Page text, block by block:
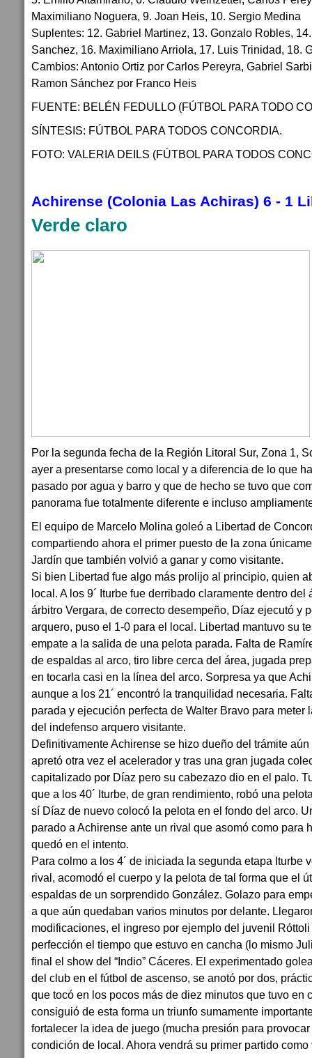
Maximiliano Noguera, 9. Joan Heis, 10. Sergio Medina
Suplentes: 12. Gabriel Martinez, 13. Gonzalo Robles,
Sanchez, 16. Maximiliano Arriola, 17. Luis Trinidad, 18.
Cambios: Antonio Ortiz por Carlos Pereyra, Gabriel
Ramon Sánchez por Franco Heis
FUENTE: BELÉN FEDULLO (FÚTBOL PARA TODO
SÍNTESIS: FÚTBOL PARA TODOS CONCORDIA.
FOTO: VALERIA DEILS (FÚTBOL PARA TODOS
Achirense (Colonia Las Achiras) 6 - 1
Verde claro
Por la segunda fecha de la Región Litoral Sur, Zona 1,
ayer a presentarse como local y a diferencia de lo que
pasado por agua y barro y que de hecho se tuvo que
panorama fue totalmente diferente e incluso
El equipo de Marcelo Molina goleó a Libertad de
compartiendo ahora el primer puesto de la zona
Jardín que también volvió a ganar y como visitante.
Si bien Libertad fue algo más prolijo al principio, quien
local. A los 9´ Iturbe fue derribado claramente dentro del
árbitro Vergara, de correcto desempeño, Díaz ejecutó y
arquero, puso el 1-0 para el local. Libertad mantuvo su
empate a la salida de una pelota parada. Falta de
de espaldas al arco, tiro libre cerca del área, jugada
en tocarla casi en la línea del arco. Sorpresa ya que
aunque a los 21´ encontró la tranquilidad necesaria.
parada y ejecución perfecta de Walter Bravo para meter
del indefenso arquero visitante.
Definitivamente Achirense se hizo dueño del trámite aún
apretó otra vez el acelerador y tras una gran jugada
capitalizado por Díaz pero su cabezazo dio en el palo.
que a los 40´ Iturbe, de gran rendimiento, robó una
sí Díaz de nuevo colocó la pelota en el fondo del arco.
parado a Achirense ante un rival que asomó como para
quedó en el intento.
Para colmo a los 4´ de iniciada la segunda etapa Iturbe
rival, acomodó el cuerpo y la pelota de tal forma que el
espaldas de un sorprendido González. Golazo para
a que aún quedaban varios minutos por delante.
modificaciones, el ingreso por ejemplo del juvenil
perfección el tiempo que estuvo en cancha (lo mismo
final el show del “Indio” Cáceres. El experimentado
del club en el fútbol de ascenso, se anotó por dos,
que tocó en los pocos más de diez minutos que tuvo en
consiguió de esta forma un triunfo sumamente
fortalecer la idea de juego (mucha presión para
condición de local. Ahora vendrá su primer partido